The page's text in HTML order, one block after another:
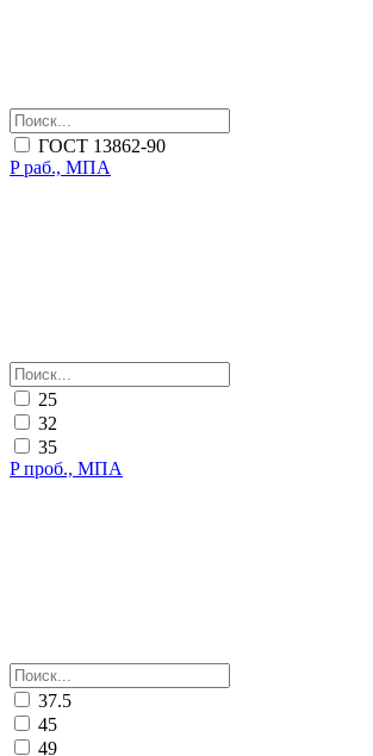
ГОСТ 13862-90
P раб., МПА
25
32
35
P проб., МПА
37.5
45
49